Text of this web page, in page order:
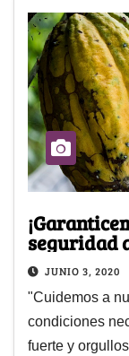
seguridad
JUNIO 3, 2020
"Cuidemos a
condiciones
fuerte y